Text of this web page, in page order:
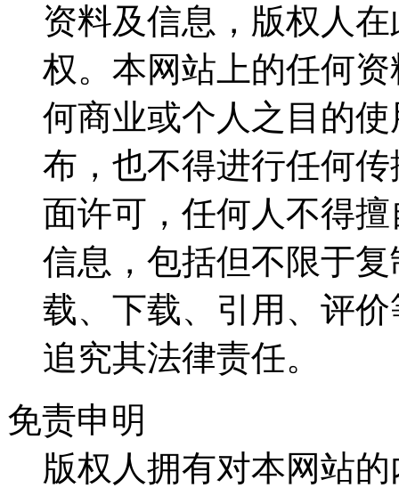
资料及信息，版权人
权。本网站上的任何
何商业或个人之目的
布，也不得进行任何
面许可，任何人不得
信息，包括但不限于
载、下载、引用、评
追究其法律责任。
免责申明
版权人拥有对本网站